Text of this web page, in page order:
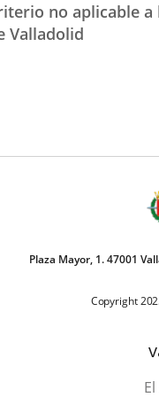
no aplicable a
Valladolid
Plaza Mayor, 1. 47001
Copyright